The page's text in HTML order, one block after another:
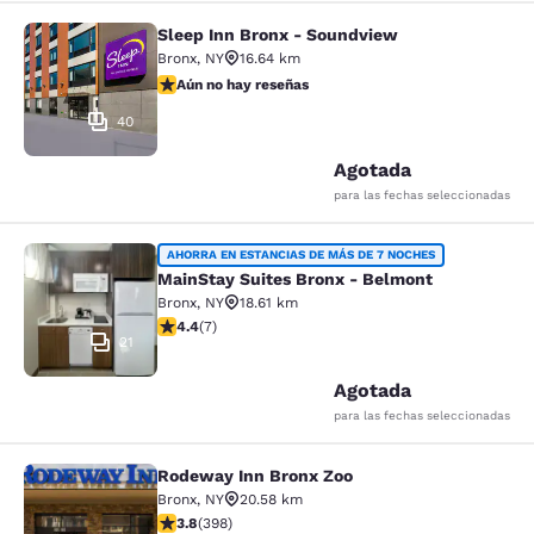
Sleep Inn Bronx - Soundview
40
Sleep Inn Bronx - Soundview
Bronx, NY
16.64 km
Aún no hay reseñas
Aún no hay reseñas
Agotada
para las fechas seleccionadas
MainStay Suites Bronx - Belmont
21
AHORRA EN ESTANCIAS DE MÁS DE 7 NOCHES
MainStay Suites Bronx - Belmont
Bronx, NY
18.61 km
Calificación de 4.43 estrellas. Excelente. 7 reseñas
4.4(7)
Agotada
para las fechas seleccionadas
Rodeway Inn Bronx Zoo
Rodeway Inn Bronx Zoo
Bronx, NY
20.58 km
Calificación de 3.82 estrellas. Bueno. 398 reseñas
3.8(398)